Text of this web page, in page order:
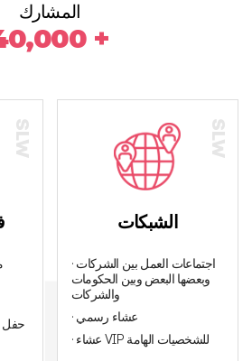
المشارك
+
الشبكات
· اجتماعات العمل بين الشركات
وبعضها البعض وبين الحكومات
والشركات
· عشاء رسمي
· عشاء VIP للشخصيات الهامة